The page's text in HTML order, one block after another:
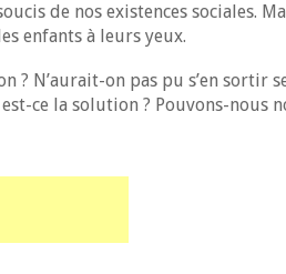
de nos existences sociales.
enfants à leurs yeux.
? N’aurait-on pas pu s’en sortir
ce la solution ? Pouvons-nous